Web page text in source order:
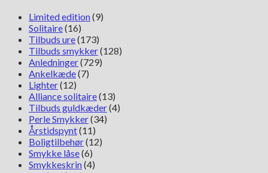
Limited edition(9)
Solitaire(16)
Tilbuds ure(173)
Tilbuds smykker(128)
Anledninger(729)
Ankelkæde(7)
Lighter(12)
Alliance solitaire(13)
Tilbuds guldkæder(4)
Perle Smykker(34)
Årstidspynt(11)
Boligtilbehør(12)
Smykke låse(6)
Smykkeskrin(4)